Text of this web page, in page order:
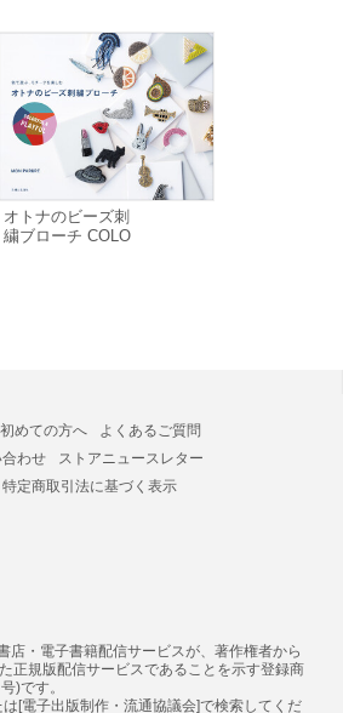
遊び心で、日常を彩っていただけたら
、より）〈作品〉トランプ、リップ、
ール、ジュエリー、ケリーバッグ、ワ
虫、熱帯魚、おはな、メガネ、数字、
ランス、マリンルック、ヒトデ、葉、
ツ、羽根、孔雀の羽根、カメラ、ハイ
ー、ネコ、コスメ、マスカラ、雪の結
ックカー、ニット帽、どうぶつビーズ
ンジのアイデアmore Technique図案と
オトナのビーズ刺
繍ブローチ COLO
初めての方へ
よくあるご質問
わせ
ストアニュースレター
特定商取引法に基づく表示
店・電子書籍配信サービスが、著作権者から
正規版配信サービスであることを示す登録商
)です。
[電子出版制作・流通協議会]で検索してくだ